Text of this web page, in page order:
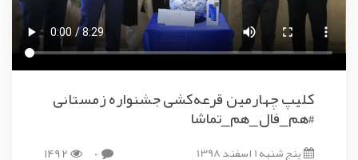
کلیپ چهارمین قرعه‌کشی جشنواره زمستانی
#هم_فال_هم_تماشا
پنج شنبه 1 اسفند 1398 1492 0